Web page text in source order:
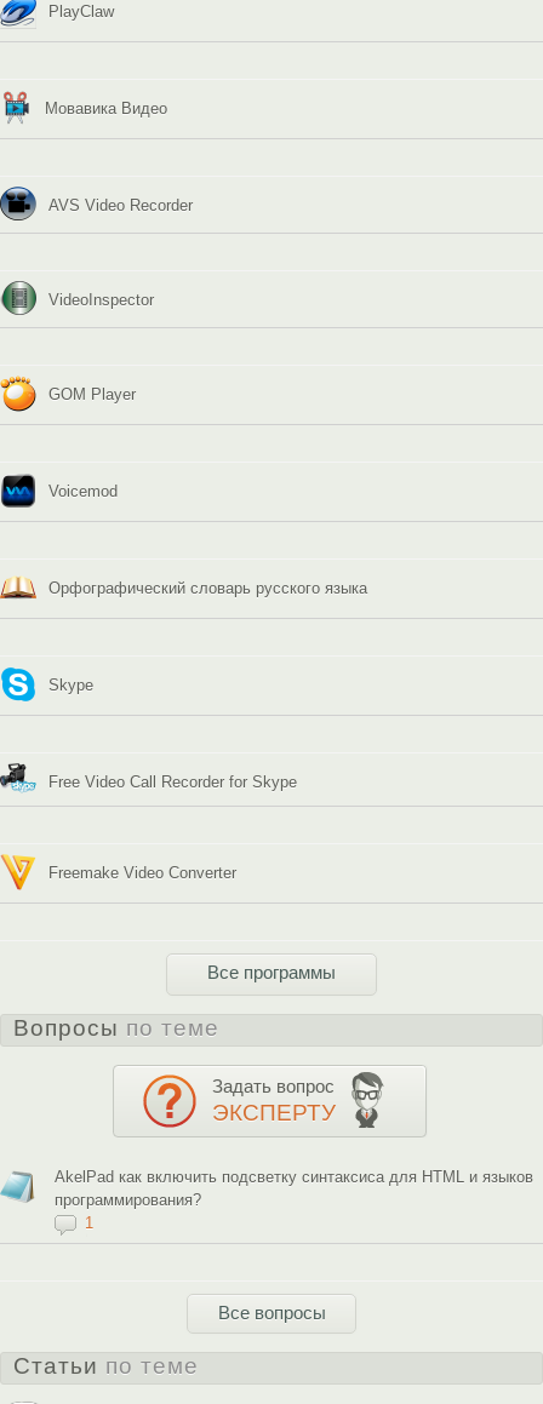
PlayClaw
Мовавика Видео
AVS Video Recorder
VideoInspector
GOM Player
Voicemod
Орфографический словарь русского языка
Skype
Free Video Call Recorder for Skype
Freemake Video Converter
Все программы
Вопросы по теме
Задать вопрос
ЭКСПЕРТУ
AkelPad как включить подсветку синтаксиса для HTML и языков
программирования?
1
Все вопросы
Статьи по теме